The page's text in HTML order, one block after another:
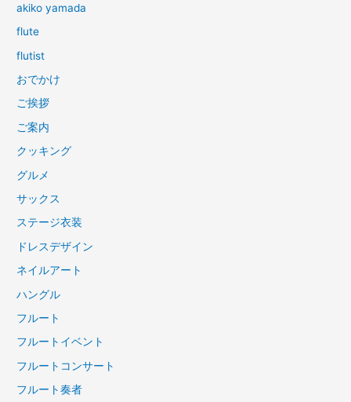
akiko yamada
flute
flutist
おでかけ
ご挨拶
ご案内
クッキング
グルメ
サックス
ステージ衣装
ドレスデザイン
ネイルアート
ハングル
フルート
フルートイベント
フルートコンサート
フルート奏者